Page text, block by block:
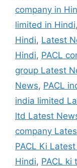
company in
limited in Hindi,
Hindi, Latest
Hindi, PACL
group Latest
News, PACL
india limited
ltd Latest
company
PACL Ki
Hindi, PACL ki